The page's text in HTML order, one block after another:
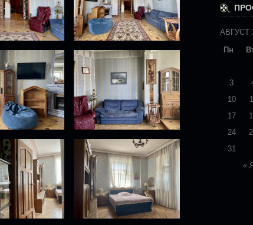
АВГУСТ
Пн
«
3
10
17
24
31